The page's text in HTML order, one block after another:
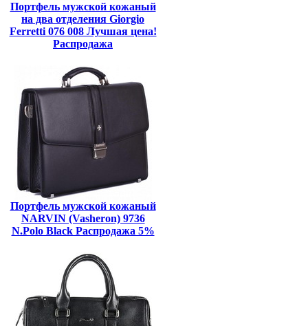
Портфель мужской кожаный
на два отделения Giorgio
Ferretti 076 008 Лучшая цена!
Распродажа
Портфель мужской кожаный
NARVIN (Vasheron) 9736
N.Polo Black Распродажа 5%